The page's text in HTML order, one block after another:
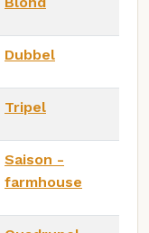
Dubbel
Tripel
Saison -
farmhouse